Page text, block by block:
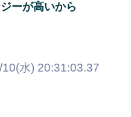
ーが高いから
水) 20:31:03.37